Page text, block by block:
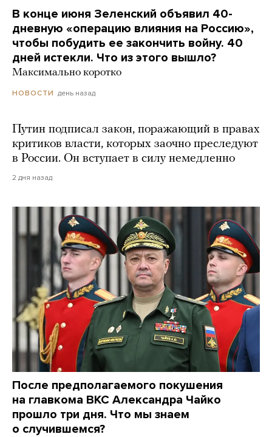
В конце июня Зеленский объявил 40-
дневную «операцию влияния на Россию»,
чтобы побудить ее закончить войну. 40
дней истекли. Что из этого вышло?
Максимально коротко
НОВОСТИ день назад
Путин подписал закон, поражающий в правах
критиков власти, которых заочно преследуют
в России. Он вступает в силу немедленно
2 дня назад
После предполагаемого покушения
на главкома ВКС Александра Чайко
прошло три дня. Что мы знаем
о случившемся?